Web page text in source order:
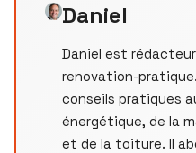
Daniel
Daniel est
renovation-
conseils pratiques
énergétique, de la
et de la toiture. Il